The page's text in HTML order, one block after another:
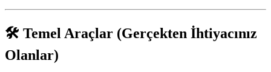
🛠️ Temel Araçlar (Gerçekten İhtiyacınız
Olanlar)